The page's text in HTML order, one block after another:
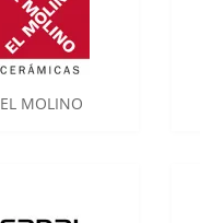
EL MOLINO